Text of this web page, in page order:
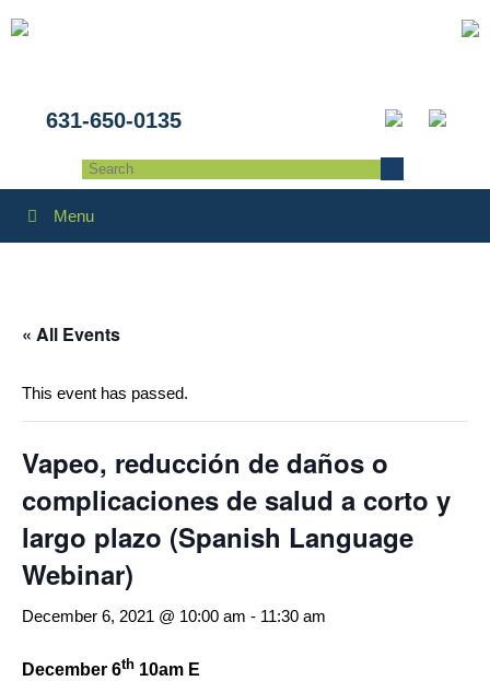
631-650-0135
Menu
« All Events
This event has passed.
Vapeo, reducción de daños o
complicaciones de salud a corto y
largo plazo (Spanish Language
Webinar)
December 6, 2021 @ 10:00 am - 11:30 am
December 6th 10am E